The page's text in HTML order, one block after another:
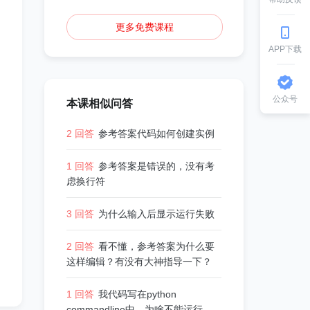
更多免费课程
本课相似问答
2 回答 参考答案代码如何创建实例
1 回答 参考答案是错误的，没有考
虑换行符
3 回答 为什么输入后显示运行失败
2 回答 看不懂，参考答案为什么要
这样编辑？有没有大神指导一下？
1 回答 我代码写在python
APP下载
公众号